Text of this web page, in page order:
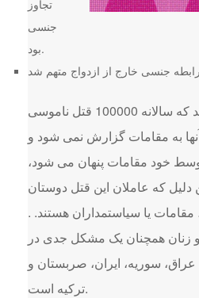
تجاوز
جنسی
بود.
فعالان حقوق بشر معتقدند که سالانه 100000 قتل ناموسی
به مقامات گزارش نمی شود و
خود مقامات پنهان می شود،
دلیل که عاملان این قتل دوستان
یا سیاستمداران هستند. .
زنان همچنان یک مشکل جدی در
عراق، سوریه، ایران، صربستان و
ترکیه است.